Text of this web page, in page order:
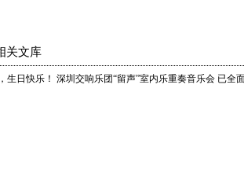
关文库
生日快乐！ 深圳交响乐团“留声”室内乐重奏音乐会 已全